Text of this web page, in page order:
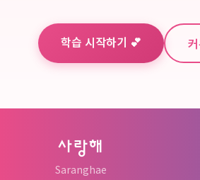
✨
학습 시작하기 💕
사랑해
Saranghae